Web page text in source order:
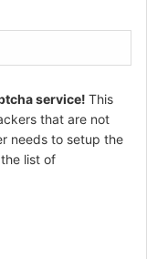
service! This
that are not
needs to setup the
list of